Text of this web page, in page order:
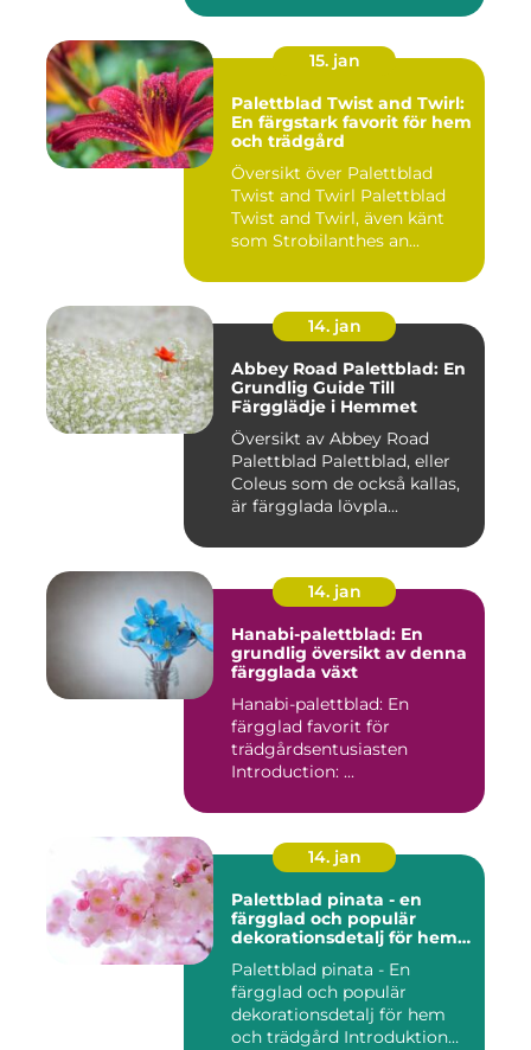
15. jan
Palettblad Twist and Twirl:
En färgstark favorit för hem
och trädgård
Översikt över Palettblad
Twist and Twirl Palettblad
Twist and Twirl, även känt
som Strobilanthes an...
14. jan
Abbey Road Palettblad: En
Grundlig Guide Till
Färgglädje i Hemmet
Översikt av Abbey Road
Palettblad Palettblad, eller
Coleus som de också kallas,
är färgglada lövpla...
14. jan
Hanabi-palettblad: En
grundlig översikt av denna
färgglada växt
Hanabi-palettblad: En
färgglad favorit för
trädgårdsentusiasten
Introduction: ...
14. jan
Palettblad pinata - en
färgglad och populär
dekorationsdetalj för hem
Palettblad pinata - En
färgglad och populär
dekorationsdetalj för hem
och trädgård Introduktion